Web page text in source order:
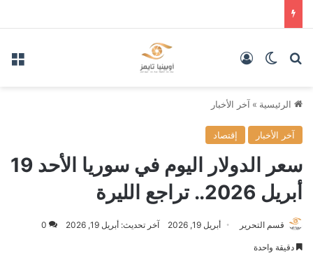
بحث عنالوضع المظلم
الرئيسية » آخر الأخبار
آخر الأخبار إقتصاد
سعر الدولار اليوم في سوريا الأحد 19
أبريل 2026.. تراجع الليرة
قسم التحرير أبريل 19, 2026 آخر تحديث: أبريل 19, 2026 0
دقيقة واحدة